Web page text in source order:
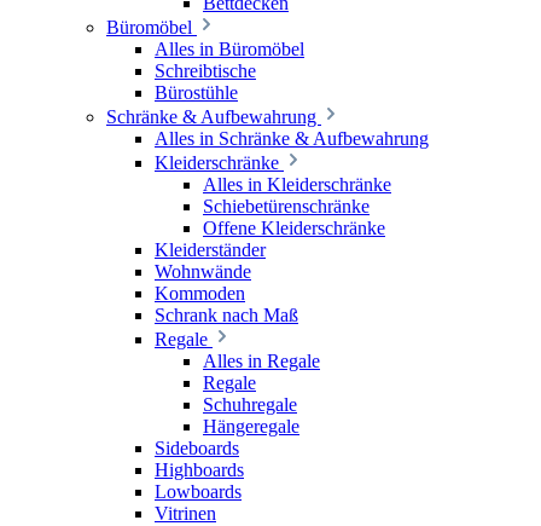
Büromöbel
Alles in Büromöbel
Schreibtische
Bürostühle
Schränke & Aufbewahrung
Alles in Schränke & Aufbewahrung
Kleiderschränke
Alles in Kleiderschränke
Schiebetürenschränke
Offene Kleiderschränke
Kleiderständer
Wohnwände
Kommoden
Schrank nach Maß
Regale
Alles in Regale
Regale
Schuhregale
Hängeregale
Sideboards
Highboards
Lowboards
Vitrinen